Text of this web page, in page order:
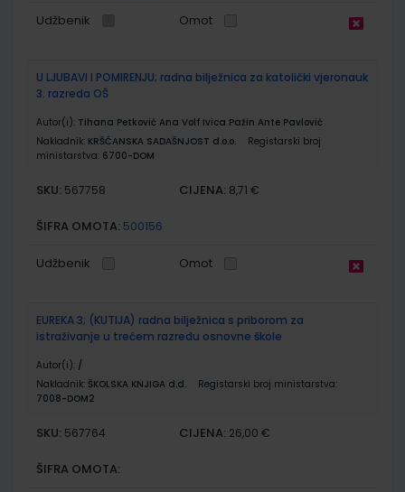
Udžbenik Omot
U LJUBAVI I POMIRENJU; radna bilježnica za katolički vjeronauk
3. razreda OŠ
Autor(i): Tihana Petković Ana Volf Ivica Pažin Ante Pavlović
Nakladnik: KRŠĆANSKA SADAŠNJOST d.o.o.
Registarski broj
ministarstva: 6700-DOM
SKU: 567758 CIJENA: 8,71 €
ŠIFRA OMOTA: 500156
Udžbenik Omot
EUREKA 3; (KUTIJA) radna bilježnica s priborom za
istraživanje u trećem razredu osnovne škole
Autor(i): /
Nakladnik: ŠKOLSKA KNJIGA d.d.
Registarski broj ministarstva:
7008-DOM2
SKU: 567764 CIJENA: 26,00 €
ŠIFRA OMOTA: